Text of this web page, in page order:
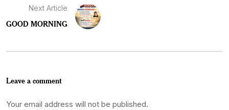
Next Article
GOOD MORNING
Leave a comment
Your email address will not be published.